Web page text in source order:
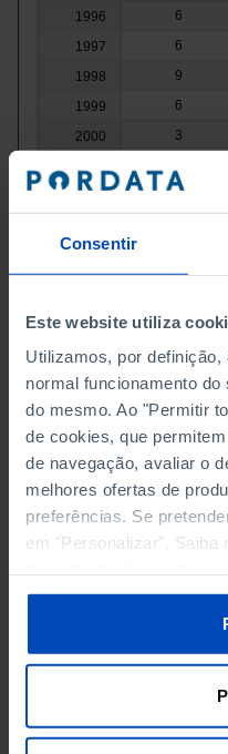
Consentir
Este website utiliza
Utilizamos, por
normal funcionamento
do mesmo. Ao "Permitir
de cookies, que
de navegação, avaliar o
melhores ofertas de
preferências. Se
em "Personalizar". Saiba
1996
6
1997
6
1998
9
1999
6
2000
3
2001
┴
7
2006
2008
2009
7
2010
8
2011
5
2012
4
2013
5
2020
17
Sources/Entities: INE | DGS/MS,
Last updated: 2024-11-22
RELATED
Infant deaths of mothers